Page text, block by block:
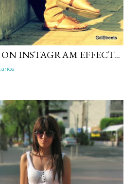
INSTAGRAM EFFECT...